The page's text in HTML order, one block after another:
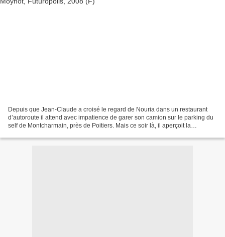
Depuis que Jean-Claude a croisé le regard de Nouria dans un restaurant
d’autoroute il attend avec impatience de garer son camion sur le parking du
self de Montcharmain, près de Poitiers. Mais ce soir là, il aperçoit la